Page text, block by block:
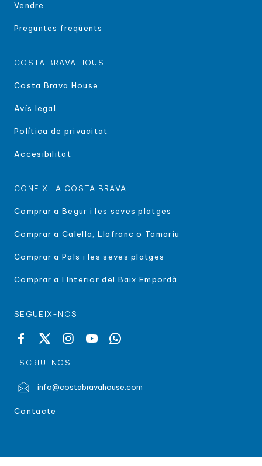
Vendre
Preguntes freqüents
COSTA BRAVA HOUSE
Costa Brava House
Avís legal
Política de privacitat
Accesibilitat
CONEIX LA COSTA BRAVA
Comprar a Begur i les seves platges
Comprar a Calella, Llafranc o Tamariu
Comprar a Pals i les seves platges
Comprar a l'Interior del Baix Empordà
SEGUEIX-NOS
ESCRIU-NOS
info@costabravahouse.com
Contacte